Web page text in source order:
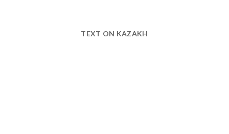
TEXT ON KAZAKH